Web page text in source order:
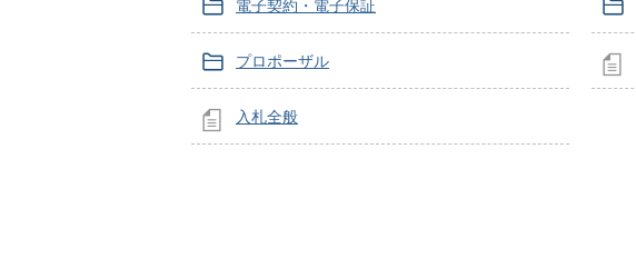
電子契約・電子保証
プロポーザル
入札全般